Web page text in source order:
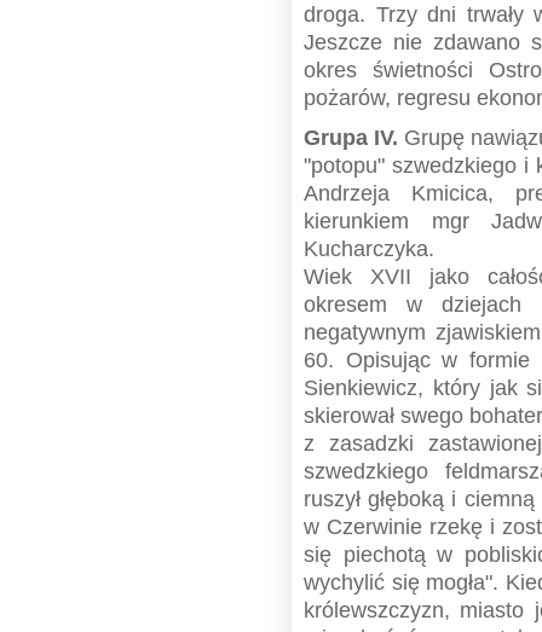
droga. Trzy dni trwały
Jeszcze nie zdawano
okres świetności
pożarów, regresu
Grupa IV. Grupę
"potopu" szwedzkiego i
Andrzeja Kmicica,
kierunkiem mgr
Kucharczyka.
Wiek XVII jako
okresem w dziejach
negatywnym
60. Opisując w formie
Sienkiewicz, który jak
skierował swego
z zasadzki
szwedzkiego
ruszył głęboką i
w Czerwinie rzekę i
się piechotą w
wychylić się mogła".
królewszczyzn, miasto